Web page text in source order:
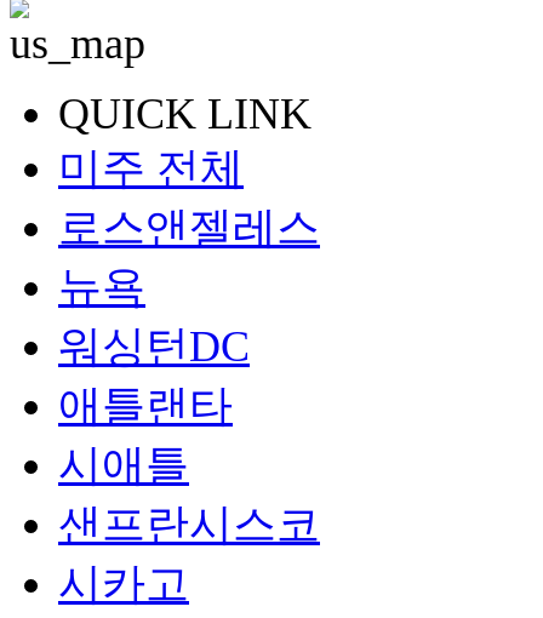
QUICK LINK
미주 전체
로스앤젤레스
뉴욕
워싱턴DC
애틀랜타
시애틀
샌프란시스코
시카고